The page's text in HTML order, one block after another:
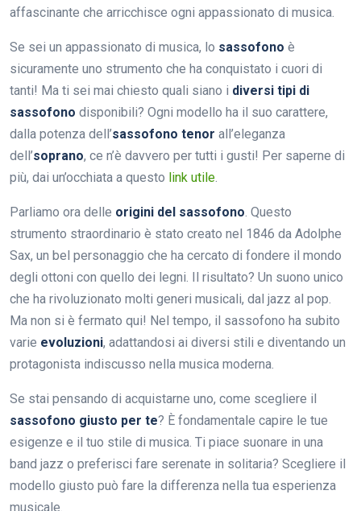
affascinante che arricchisce ogni appassionato di musica.
Se sei un appassionato di musica, lo sassofono è
sicuramente uno strumento che ha conquistato i cuori di
tanti! Ma ti sei mai chiesto quali siano i diversi tipi di
sassofono disponibili? Ogni modello ha il suo carattere,
dalla potenza dell’sassofono tenor all’eleganza
dell’soprano, ce n’è davvero per tutti i gusti! Per saperne di
più, dai un’occhiata a questo link utile.
Parliamo ora delle origini del sassofono. Questo
strumento straordinario è stato creato nel 1846 da Adolphe
Sax, un bel personaggio che ha cercato di fondere il mondo
degli ottoni con quello dei legni. Il risultato? Un suono unico
che ha rivoluzionato molti generi musicali, dal jazz al pop.
Ma non si è fermato qui! Nel tempo, il sassofono ha subito
varie evoluzioni, adattandosi ai diversi stili e diventando un
protagonista indiscusso nella musica moderna.
Se stai pensando di acquistarne uno, come scegliere il
sassofono giusto per te? È fondamentale capire le tue
esigenze e il tuo stile di musica. Ti piace suonare in una
band jazz o preferisci fare serenate in solitaria? Scegliere il
modello giusto può fare la differenza nella tua esperienza
musicale.